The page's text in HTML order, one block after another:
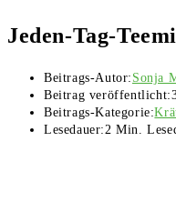
Jeden-Tag-
Beitrags-Autor: Sonja
Beitrag veröffentlicht:
Beitrags-Kategorie:
Lesedauer: 2 Min.